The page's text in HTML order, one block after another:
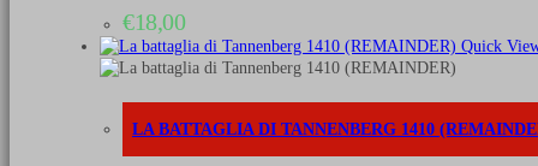
€18,00
Quick
LA BATTAGLIA DI TANNENBERG 1410